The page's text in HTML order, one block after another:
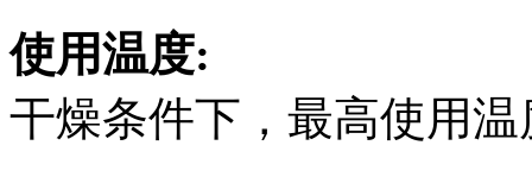
使用温度:
干燥条件下，最高使用